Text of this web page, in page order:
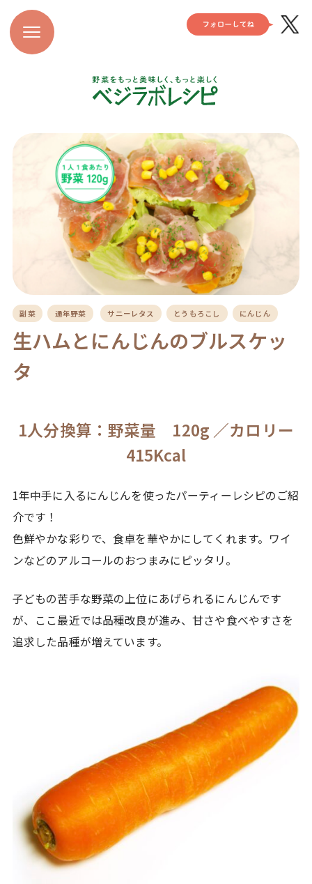
副菜 通年野菜 サニーレタス とうもろこし にんじん
生ハムとにんじんのブルスケッ
タ
1人分換算：野菜量 120g ／カロリー
415Kcal
1年中手に入るにんじんを使ったパーティーレシピのご紹
介です！
色鮮やかな彩りで、食卓を華やかにしてくれます。ワイ
ンなどのアルコールのおつまみにピッタリ。
子どもの苦手な野菜の上位にあげられるにんじんです
が、ここ最近では品種改良が進み、甘さや食べやすさを
追求した品種が増えています。